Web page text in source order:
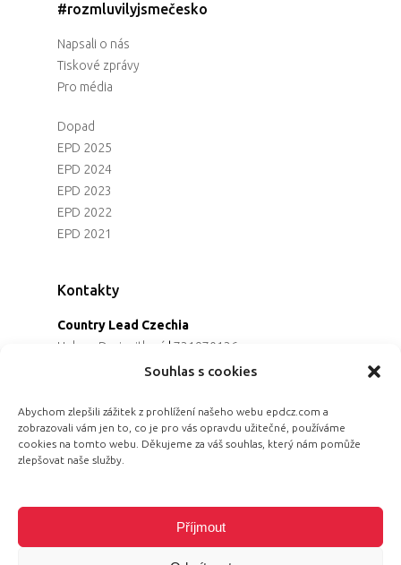
Souhlas s cookies
Abychom zlepšili zážitek z prohlížení našeho webu epdcz.com a
zobrazovali vám jen to, co je pro vás opravdu užitečné, používáme
cookies na tomto webu. Děkujeme za váš souhlas, který nám pomůže
zlepšovat naše služby.
Příjmout
#rozmluvilyjsmečesko
Napsali o nás
Tiskové zprávy
Pro média
Dopad
EPD 2025
EPD 2024
EPD 2023
EPD 2022
EPD 2021
Kontakty
Country Lead Czechia
Helena Dreiseitlová | 731970136
Koordinátorka projektu
Programová ředitelka
Jana Černoušková |607782535
Partnerství & fundraising